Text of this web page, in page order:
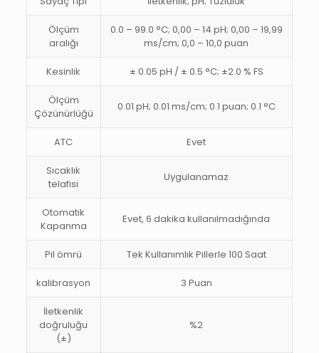
Ölçüm
aralığı
0.0 – 99.0 °C; 0,00 – 14 pH; 0,00 – 19,99
ms/cm; 0,0 – 10,0 puan
Kesinlik ± 0.05 pH / ± 0.5 °C; ±2.0 % FS
Ölçüm
Çözünürlüğü
0.01 pH; 0.01 ms/cm; 0.1 puan; 0.1 °C
ATC Evet
Sıcaklık
telafisi
Uygulanamaz
Otomatik
Kapanma
Evet, 6 dakika kullanılmadığında
Pil ömrü Tek Kullanımlık Pillerle 100 Saat
kalibrasyon 3 Puan
İletkenlik
doğruluğu
(±)
%2